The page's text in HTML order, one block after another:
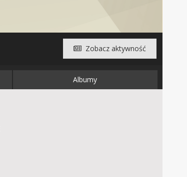
Zobacz aktywność
Albumy